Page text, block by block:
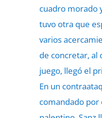
cuadro morado
tuvo otra que
varios
de concretar, al
juego, llegó el
En un
comandado por